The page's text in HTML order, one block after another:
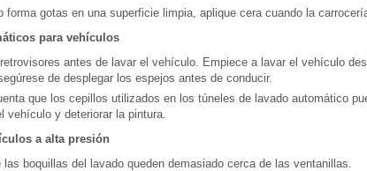
forma gotas en una superficie limpia, aplique cera cuando la
para vehículos
antes de lavar el vehículo. Empiece a lavar el vehículo
de desplegar los espejos antes de conducir.
que los cepillos utilizados en los túneles de lavado automático
vehículo y deteriorar la pintura.
a alta presión
las boquillas del lavado queden demasiado cerca de las ventanillas.